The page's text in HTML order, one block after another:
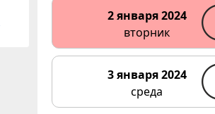
2 января 2024
вторник
3 января 2024
среда